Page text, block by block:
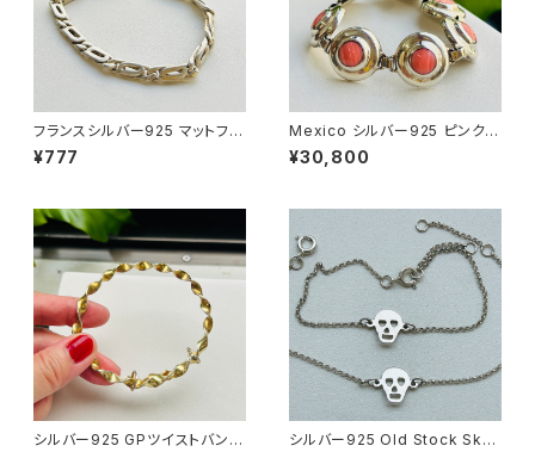
フランスシルバー925 マットフィ
ガロブレスレット（17.5cm）
¥777
Mexico シルバー925 ピンクコ
ーラルブレスレット（19cm）
¥30,800
シルバー925 GPツイストバング
シルバー925 Old Stock Skull